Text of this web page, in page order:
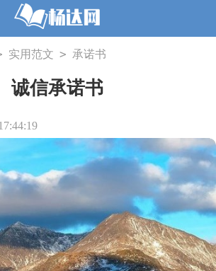
实用范文 > 承诺书
诚信承诺书